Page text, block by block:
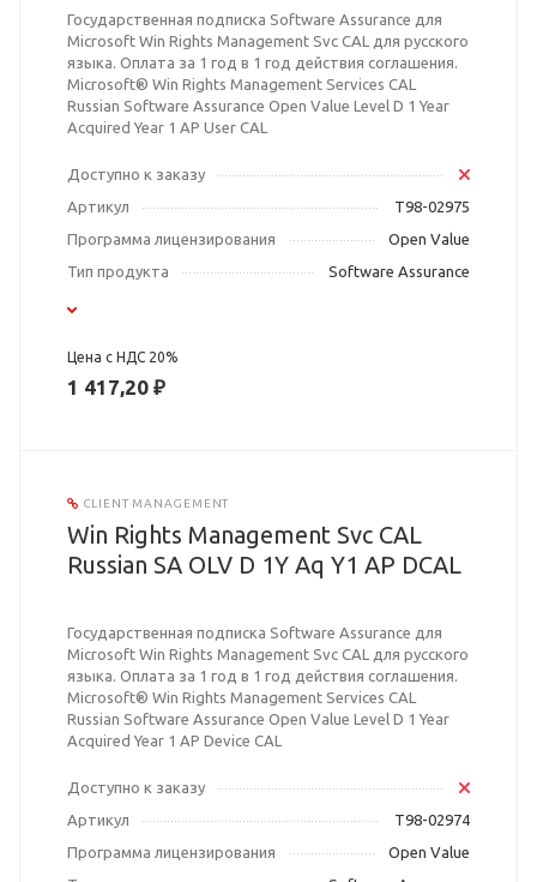
Государственная подписка Software Assurance для
Microsoft Win Rights Management Svc CAL для русского
языка. Оплата за 1 год в 1 год действия соглашения.
Microsoft® Win Rights Management Services CAL
Russian Software Assurance Open Value Level D 1 Year
Acquired Year 1 AP User CAL
Доступно к заказу
Артикул
T98-02975
Программа лицензирования
Open Value
Тип продукта
Software Assurance
Цена с НДС 20%
1 417,20 ₽
CLIENT MANAGEMENT
Win Rights Management Svc CAL
Russian SA OLV D 1Y Aq Y1 AP DCAL
Государственная подписка Software Assurance для
Microsoft Win Rights Management Svc CAL для русского
языка. Оплата за 1 год в 1 год действия соглашения.
Microsoft® Win Rights Management Services CAL
Russian Software Assurance Open Value Level D 1 Year
Acquired Year 1 AP Device CAL
Доступно к заказу
Артикул
T98-02974
Программа лицензирования
Open Value